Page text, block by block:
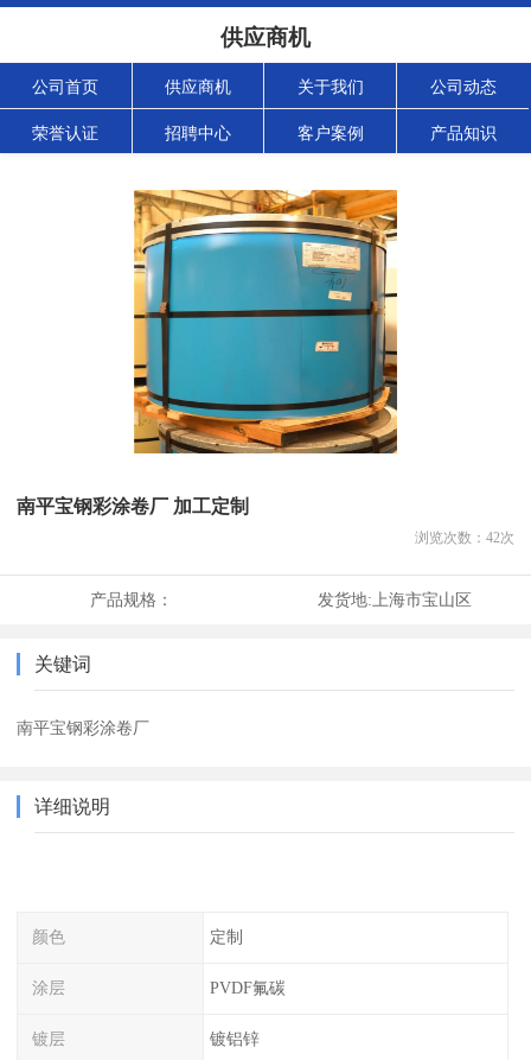
供应商机
公司首页 供应商机 关于我们 公司动态
荣誉认证 招聘中心 客户案例 产品知识
南平宝钢彩涂卷厂 加工定制
浏览次数： 42次
产品规格： 发货地: 上海市宝山区
关键词
南平宝钢彩涂卷厂
详细说明
颜色 定制
涂层 PVDF氟碳
镀层 镀铝锌